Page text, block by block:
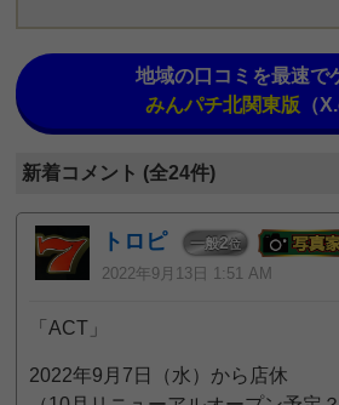
地域の口コミを最速で
みんパチ北関東版 （
新着コメント (全24件)
トロピ 一般2位
2022年9月13日 1:51 AM
「ACT」
2022年9月7日（水）から店休